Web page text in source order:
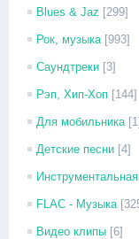
Blues & Jaz [299]
Рок, музыка [993]
Саундтреки [3]
Рэп, Хип-Хоп [144]
Для мобильника [1]
Детские песни [4]
Инструментальная
FLAC - Музыка
Видео клипы [6]